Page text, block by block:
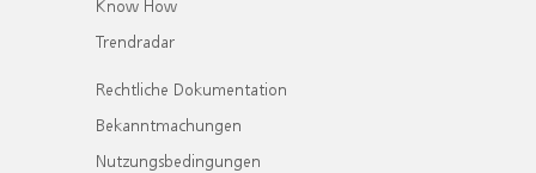
Know How
Trendradar
Rechtliche Dokumentation
Bekanntmachungen
Nutzungsbedingungen